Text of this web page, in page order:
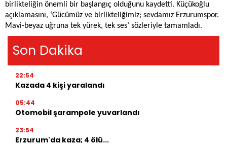
birlikteliğin önemli bir başlangıç olduğunu kaydetti. Küçükoğlu
açıklamasını, ‘Gücümüz ve birlikteliğimiz; sevdamız Erzurumspor.
Mavi-beyaz uğruna tek yürek, tek ses’ sözleriyle tamamladı.
Son Dakika
22:54
Kazada 4 kişi yaralandı
05:44
Otomobil şarampole yuvarlandı
23:54
Erzurum'da kaza; 4 ölü...